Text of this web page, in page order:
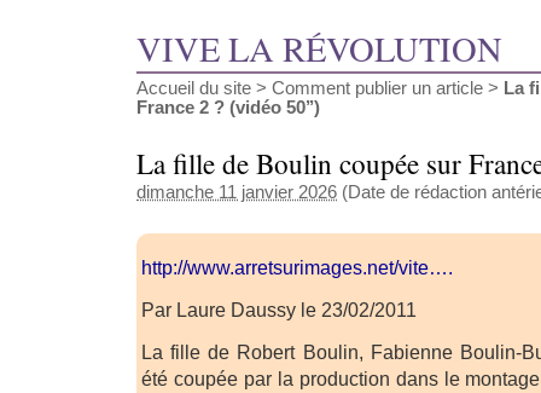
VIVE LA RÉVOLUTION
Accueil du site > Comment publier un article > La
France 2 ? (vidéo 50’’)
La fille de Boulin coupée sur
dimanche 11 janvier 2026 (Date de rédaction
http://www.arretsurimages.net/vite….
Par Laure Daussy le 23/02/2011
La fille de Robert Boulin, Fabienne Boulin-
été coupée par la production dans le